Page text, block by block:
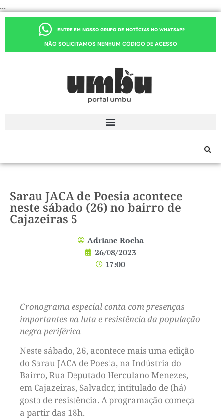
...
ENTRE EM NOSSO GRUPO DE NOTÍCIAS NO WHATSAPP
NÃO SOLICITAMOS NENHUM CÓDIGO DE ACESSO
Sarau JACA de Poesia acontece
neste sábado (26) no bairro de
Cajazeiras 5
Adriane Rocha
26/08/2023
17:00
Cronograma especial conta com presenças
importantes na luta e resistência da população
negra periférica
Neste sábado, 26, acontece mais uma edição
do Sarau JACA de Poesia, na Indústria do
Bairro, Rua Deputado Herculano Menezes,
em Cajazeiras, Salvador, intitulado de (há)
gosto de resistência. A programação começa
a partir das 18h.